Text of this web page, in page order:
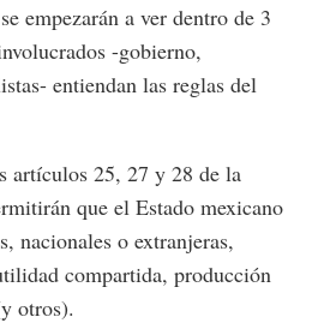
empezarán a ver dentro de 3
-gobierno,
entiendan las reglas del
artículos 25, 27 y 28 de la
que el Estado mexicano
nacionales o extranjeras,
compartida, producción
otros).